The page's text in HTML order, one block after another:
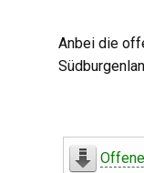
Anbei die